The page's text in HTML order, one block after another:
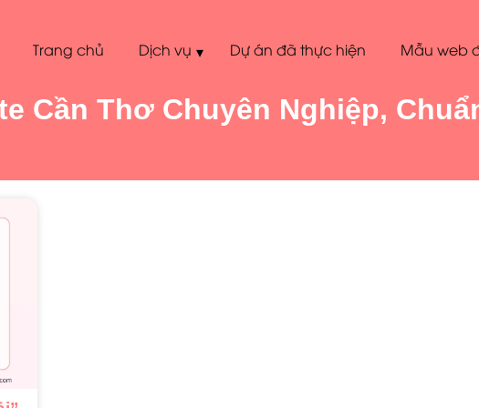
Trang chủ Dịch vụ ▾ Dự án đã thực hiện Mẫu web
Cần Thơ Chuyên Nghiệp,